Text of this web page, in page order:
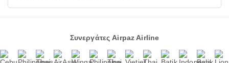
Συνεργάτες Airpaz Airline